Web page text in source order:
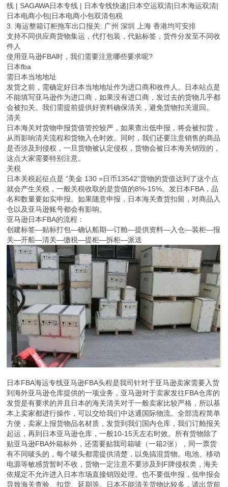
线 | SAGAWA日本专线 | 日本专线快递|日本空运双清|日本海运双清|
日本电商小包|日本电商小包双清包税
3. 海运整箱订柜拖车出口报关: 广州 深圳 上海 香港均可安排
支持不同供应商货物集运，代打包装，代贴标签，货件分发至不同收
件人
使用亚马逊FBA时，我们需要注意哪些要求呢?
日本fba
需日本当地地址
发货之前，需确定好日本当地地址作为进口商和收件人。日本站点是
不能填写亚马逊作为进口商，如果没有进口商，发过去的货物几乎都
会被扣关。我们需提前提供好资料确保清关，避免货物扣关退回。
清关
日本海关对货物申报货值管控较严，如果查出低申报，将会被扣货，
从而影响清关流程和货物入仓时效。同时，我们还要注意销售的商品
是否涉及到侵权，一旦货物被认定侵权，货物会被日本海关销毁的，
这点大家需要特别注意。
关税
日本关税起征点是 “美金 130 =日币13542”货物的货值达到了这个点
就会产生关税，一般关税收取的是货值的8%-15%。发日本FBA，品
名和数量要如实申报。如果随意申报，日本海关查货扣留，对商品入
仓以及亚马逊账号都会有影响。
亚马逊日本FBA的流程：
创建标签—贴标打包—确认船期—订舱—提供资料—入仓—装柜—报
关—开船—清关—缴税—提柜—拆柜—派送
日本FBA海运专线亚马逊FBA头程是我司针对于亚马逊卖家需要入货
到海外亚马逊仓库提供的一项业务，亚马逊对于卖家发往FBA仓库的
发货是有要求的并且日本的海关清关对于一般卖家比较严格，所以基
本上卖家都进行操作，可以交给我们中达通国际物流。全部流程简单
方便，卖家上报货物品名材质，发货到我们国内仓库，我们订舱报关
起运，再到日本亚马逊仓库，一般10-15天左右时效。所有货物除了
贴亚马逊FBA外箱标外，还需要贴我司箱唛（一箱2张），同一票货
有不同唛头的，每个唛头都需提供清楚，以免搞混货物。电池、移动
电源等敏感货暂时不收，货物一定注意不要涉及到F牌侵权类，海关
依规定不允许进入日本市场直接销毁处理。也不要低申报，低申报会
导致海关查验、扣货、延期等。日本不能清关货物比较多，请出货前